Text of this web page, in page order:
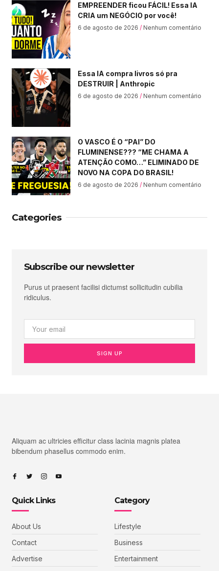
EMPREENDER ficou FÁCIL! Essa IA
CRIA um NEGÓCIO por você!
6 de agosto de 2026 Nenhum comentário
Essa IA compra livros só pra
DESTRUIR | Anthropic
6 de agosto de 2026 Nenhum comentário
O VASCO É O “PAI” DO
FLUMINENSE??? “ME CHAMA A
ATENÇÃO COMO…” ELIMINADO DE
NOVO NA COPA DO BRASIL!
6 de agosto de 2026 Nenhum comentário
Categories
Subscribe our newsletter
Purus ut praesent facilisi dictumst sollicitudin cubilia
ridiculus.
SIGN UP
Aliquam ac ultricies efficitur class lacinia magnis platea
bibendum phasellus commodo enim.
Quick Links
About Us
Contact
Advertise
Category
Lifestyle
Business
Entertainment